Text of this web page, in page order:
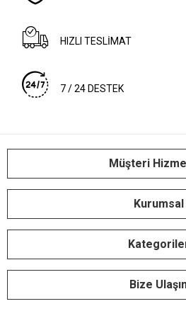
HIZLI TESLİMAT
7 / 24 DESTEK
Müşteri
Kurumsal
Bize